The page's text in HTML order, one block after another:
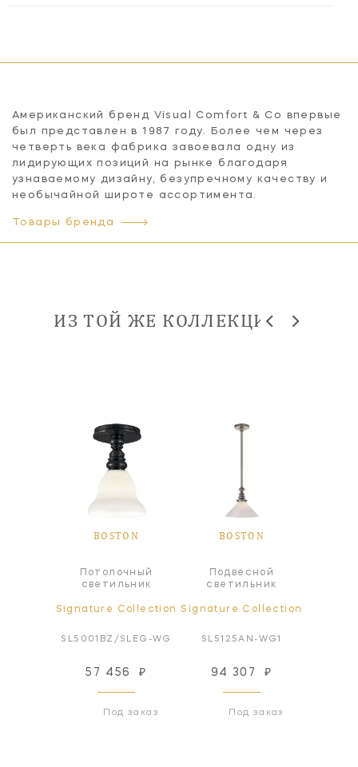
Американский бренд Visual Comfort & Co впервые
был представлен в 1987 году. Более чем через
четверть века фабрика завоевала одну из
лидирующих позиций на рынке благодаря
узнаваемому дизайну, безупречному качеству и
необычайной широте ассортимента.
Товары бренда
ИЗ ТОЙ ЖЕ КОЛЛЕКЦИИ
BOSTON
Потолочный
светильник
Signature Collection
SL5001BZ/SLEG-WG
57 456 ₽
Под заказ
BOSTON
Подвесной
светильник
Signature Collection
SL5125AN-WG1
94 307 ₽
Под заказ